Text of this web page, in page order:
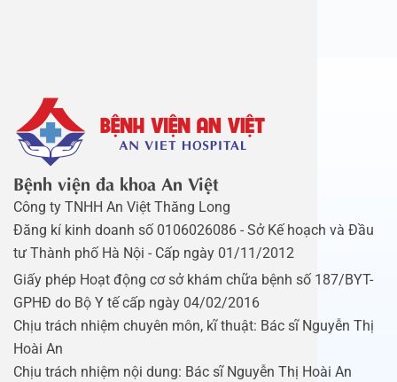
Bệnh viện đa khoa An Việt
Công ty TNHH An Việt Thăng Long
Đăng kí kinh doanh số 0106026086 - Sở Kế hoạch và Đầu
tư Thành phố Hà Nội - Cấp ngày 01/11/2012
Giấy phép Hoạt động cơ sở khám chữa bệnh số 187/BYT-
GPHĐ do Bộ Y tế cấp ngày 04/02/2016
Chịu trách nhiệm chuyên môn, kĩ thuật: Bác sĩ Nguyễn Thị
Hoài An
Chịu trách nhiệm nội dung: Bác sĩ Nguyễn Thị Hoài An